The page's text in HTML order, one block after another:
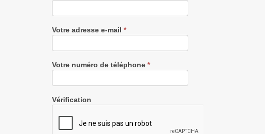
Votre adresse e-mail *
Votre numéro de téléphone *
Vérification